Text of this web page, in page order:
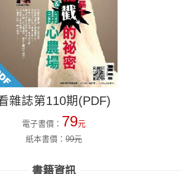
雜誌第110期(PDF)
電子書價： 79元
紙本書價： 99元
書籍資訊